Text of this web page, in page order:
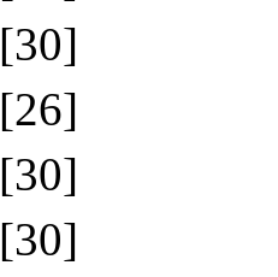
[30]
[26]
[30]
[30]